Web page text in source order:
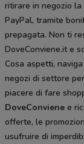
ritirare in negozio
PayPal, tramite
prepagata. Non ti
DoveConviene.it e
Cosa aspetti,
negozi di settore
piacere di fare
DoveConviene e
offerte, le
usufruire di